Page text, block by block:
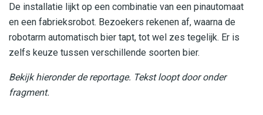
De installatie lijkt op een combinatie van een pinautomaat
en een fabrieksrobot. Bezoekers rekenen af, waarna de
robotarm automatisch bier tapt, tot wel zes tegelijk. Er is
zelfs keuze tussen verschillende soorten bier.
Bekijk hieronder de reportage. Tekst loopt door onder
fragment.